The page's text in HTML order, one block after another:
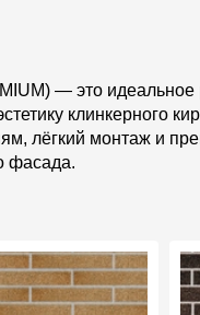
— это
клинкерного
лёгкий монтаж и
фасада.